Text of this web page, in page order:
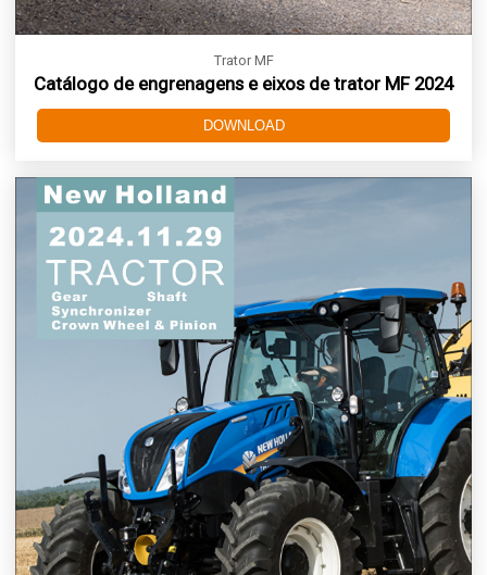
Trator MF
Catálogo de engrenagens e eixos de trator MF 2024
DOWNLOAD